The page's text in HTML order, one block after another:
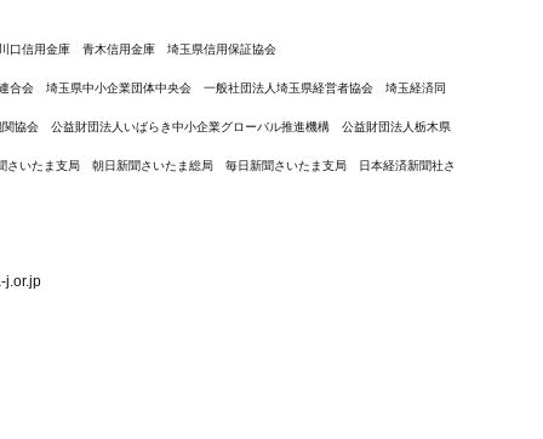
口信用金庫 青木信用金庫 埼玉県信用保証協会
合会 埼玉県中小企業団体中央会 一般社団法人埼玉県経営者協会 埼玉経済同
協会 公益財団法人いばらき中小企業グローバル推進機構 公益財団法人栃木県
いたま支局 朝日新聞さいたま総局 毎日新聞さいたま支局 日本経済新聞社さ
j.or.jp